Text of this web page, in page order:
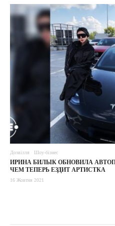
Дозвілля Шоу-бізнес
ИРИНА БИЛЫК ОБНОВИЛА
ЧЕМ ТЕПЕРЬ ЕЗДИТ АРТИСТКА
16 Жовтня 2021